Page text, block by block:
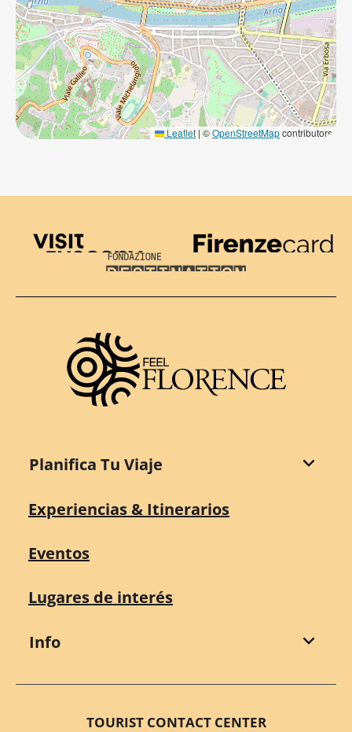
Leaflet | ©OpenStreetMapcontributors
Visit Tuscany
Firenze Card
Destination Florence
Planifica Tu Viaje
Experiencias & Itinerarios
Eventos
Lugares de interés
Info
TOURIST CONTACT CENTER